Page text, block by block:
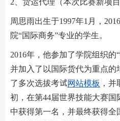
周思雨出生于1997年1月，
院“国际商务”专业的学生。
2016年，他参加了学院组织的
并加入了以国际货代为重点的
了多次选拔考试网站模板
，
初，在第44届世界技能大赛
中获得第一名，并最终获得全